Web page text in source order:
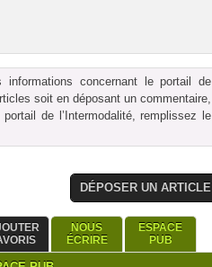
concernant le portail de
soit en déposant un commentaire,
de l’Intermodalité, remplissez le
DÉPOSER UN ARTICLE
NOUS
ÉCRIRE
ESPACE
PUB